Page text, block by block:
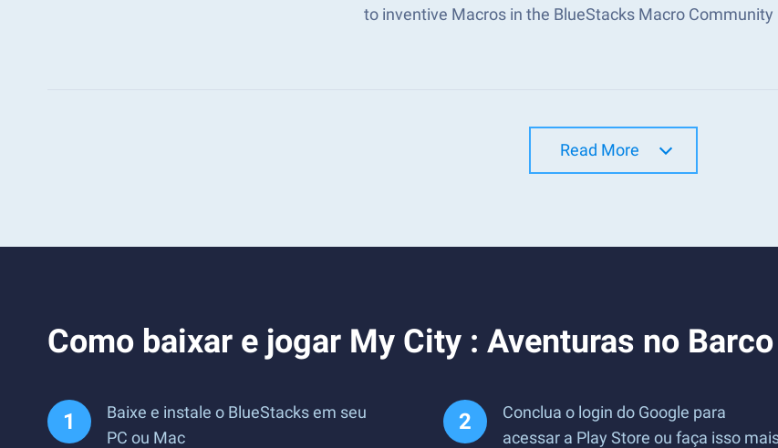
to inventive Macros in the BlueStacks Macro Community
Read More
Como baixar e jogar My City : Aventuras no
Baixe e instale o BlueStacks em seu
PC ou Mac
Conclua o login do Google para
acessar a Play Store ou faça isso